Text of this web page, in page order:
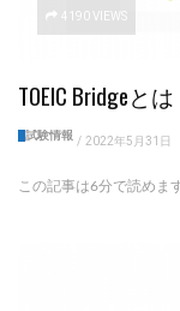
4190 VIEWS
TOEIC Bridge
試験情報 / 2022年5月31日
この記事は6分で読めま